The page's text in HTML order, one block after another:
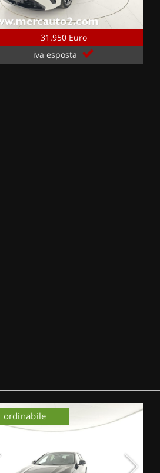
31.950 Euro
iva esposta
ordinabile